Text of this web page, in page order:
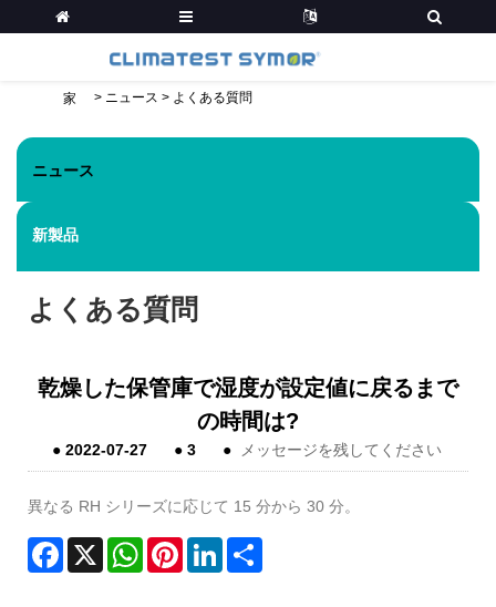
家 > ニュース > よくある質問
ニュース
新製品
よくある質問
乾燥した保管庫で湿度が設定値に戻るまで
の時間は?
●2022-07-27 ●3 ● メッセージを残してください
異なる RH シリーズに応じて 15 分から 30 分。
Facebook
X WhatsAppPinterestLinkedIn